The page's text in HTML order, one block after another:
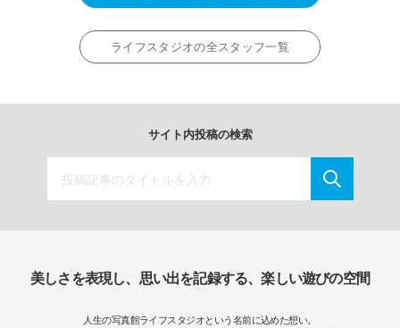
ライフスタジオの全スタッフ一覧
サイト内投稿の検索
美しさを表現し、思い出を記録する、楽しい遊びの空間
人生の写真館ライフスタジオという名前に込めた想い。